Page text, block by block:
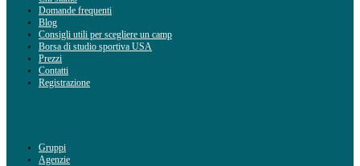
Domande frequenti
Blog
Consigli utili per scegliere un camp
Borsa di studio sportiva USA
Prezzi
Contatti
Registrazione
Gruppi
Agenzie